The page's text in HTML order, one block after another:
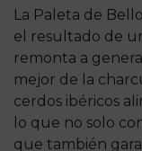
La Paleta de
el resultado de
remonta a
mejor de la
cerdos ibéricos
lo que no solo
que también